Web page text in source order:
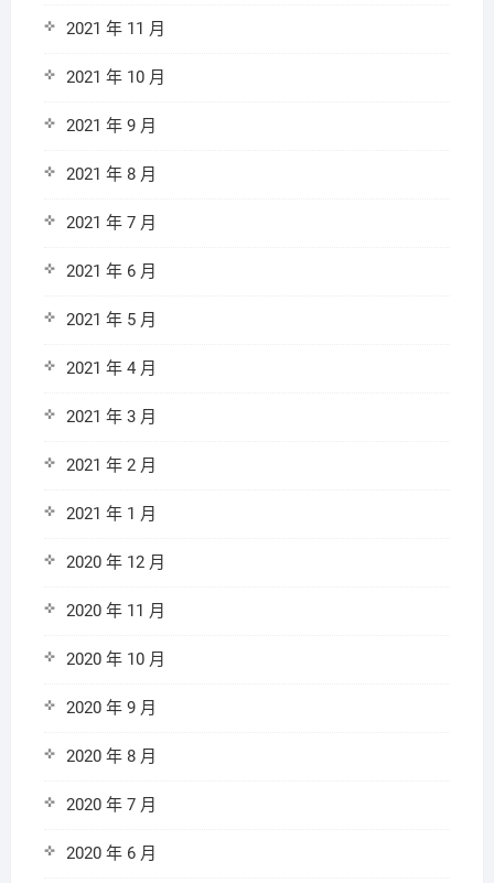
2021 年 11 月
2021 年 10 月
2021 年 9 月
2021 年 8 月
2021 年 7 月
2021 年 6 月
2021 年 5 月
2021 年 4 月
2021 年 3 月
2021 年 2 月
2021 年 1 月
2020 年 12 月
2020 年 11 月
2020 年 10 月
2020 年 9 月
2020 年 8 月
2020 年 7 月
2020 年 6 月